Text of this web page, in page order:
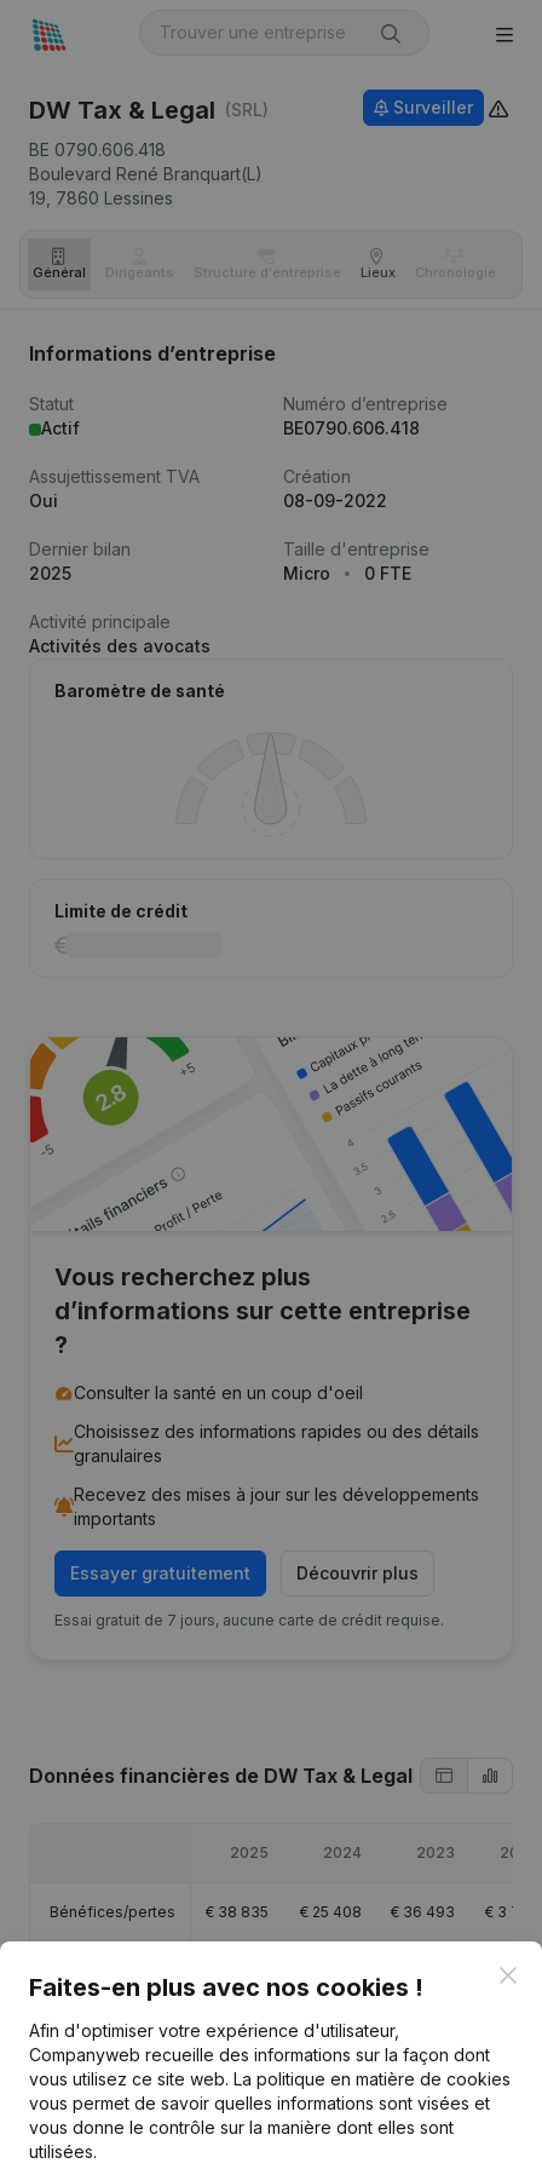
DW Tax & Legal (SRL)
BE 0790.606.418
Boulevard René Branquart(L)
19, 7860 Lessines
Surveiller
Général Dirigeants Structure d'entreprise Lieux Chronologie
Informations d’entreprise
Statut
Actif
Numéro d’entreprise
BE0790.606.418
Assujettissement TVA
Oui
Création
08-09-2022
Dernier bilan
2025
Taille d'entreprise
Micro
0 FTE
Activité principale
Activités des avocats
Baromètre de santé
Limite de crédit
Vous recherchez plus
d’informations sur cette entreprise
?
Consulter la santé en un coup d'oeil
Choisissez des informations rapides ou des détails
granulaires
Recevez des mises à jour sur les développements
importants
Essayer gratuitement Découvrir plus
Essai gratuit de 7 jours, aucune carte de crédit requise.
Données financières de DW Tax & Legal
2025 2024 2023 2022
Bénéfices/pertes € 38 835 € 25 408 € 36 493 € 3 747
4 447
Marge brute €51 933 €37 443 €
Faites-en plus avec nos cookies !
Afin d'optimiser votre expérience d'utilisateur,
Companyweb recueille des informations sur la façon dont
vous utilisez ce site web. La politique en matière de cookies
vous permet de savoir quelles informations sont visées et
vous donne le contrôle sur la manière dont elles sont
utilisées.